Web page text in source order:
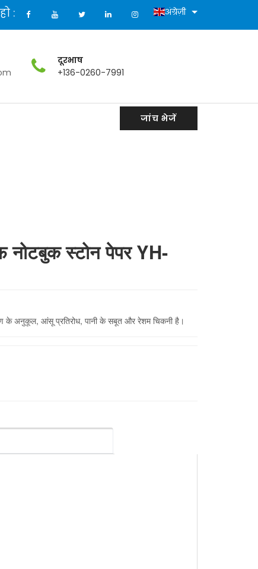
अंग्रेज़ी
:
दूरभाष
+136-0260-7991
जांच भेजें
नोटबुक स्टोन पेपर YH-
के अनुकूल, आंसू प्रतिरोध, पानी के सबूत और रेशम चिकनी है।